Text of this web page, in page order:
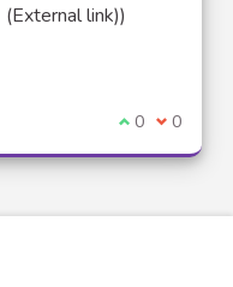
(External link))
I agree with
0 I 0